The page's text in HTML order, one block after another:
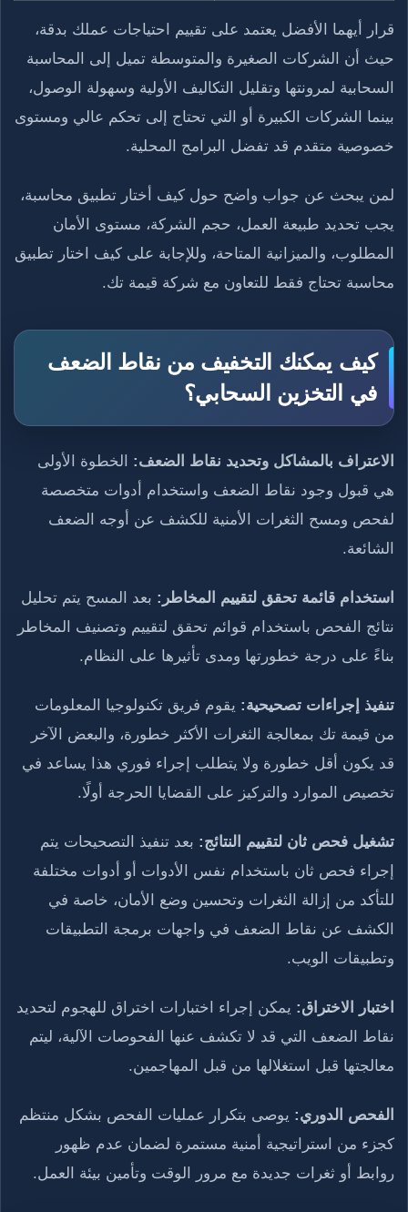
قرار أيهما الأفضل يعتمد على تقييم احتياجات عملك بدقة،
حيث أن الشركات الصغيرة والمتوسطة تميل إلى المحاسبة
السحابية لمرونتها وتقليل التكاليف الأولية وسهولة الوصول،
بينما الشركات الكبيرة أو التي تحتاج إلى تحكم عالي ومستوى
خصوصية متقدم قد تفضل البرامج المحلية.
لمن يبحث عن جواب واضح حول كيف أختار تطبيق محاسبة،
يجب تحديد طبيعة العمل، حجم الشركة، مستوى الأمان
المطلوب، والميزانية المتاحة، وللإجابة على كيف اختار تطبيق
محاسبة تحتاج فقط للتعاون مع شركة قيمة تك.
كيف يمكنك التخفيف من نقاط الضعف
في التخزين السحابي؟
الاعتراف بالمشاكل وتحديد نقاط الضعف: الخطوة الأولى
هي قبول وجود نقاط الضعف واستخدام أدوات متخصصة
لفحص ومسح الثغرات الأمنية للكشف عن أوجه الضعف
الشائعة.
استخدام قائمة تحقق لتقييم المخاطر: بعد المسح يتم تحليل
نتائج الفحص باستخدام قوائم تحقق لتقييم وتصنيف المخاطر
بناءً على درجة خطورتها ومدى تأثيرها على النظام.
تنفيذ إجراءات تصحيحية: يقوم فريق تكنولوجيا المعلومات
من قيمة تك بمعالجة الثغرات الأكثر خطورة، والبعض الآخر
قد يكون أقل خطورة ولا يتطلب إجراء فوري هذا يساعد في
تخصيص الموارد والتركيز على القضايا الحرجة أولًا.
تشغيل فحص ثان لتقييم النتائج: بعد تنفيذ التصحيحات يتم
إجراء فحص ثان باستخدام نفس الأدوات أو أدوات مختلفة
للتأكد من إزالة الثغرات وتحسين وضع الأمان، خاصة في
الكشف عن نقاط الضعف في واجهات برمجة التطبيقات
وتطبيقات الويب.
اختبار الاختراق: يمكن إجراء اختبارات اختراق للهجوم لتحديد
نقاط الضعف التي قد لا تكشف عنها الفحوصات الآلية، ليتم
معالجتها قبل استغلالها من قبل المهاجمين.
الفحص الدوري: يوصى بتكرار عمليات الفحص بشكل منتظم
كجزء من استراتيجية أمنية مستمرة لضمان عدم ظهور
روابط أو ثغرات جديدة مع مرور الوقت وتأمين بيئة العمل.